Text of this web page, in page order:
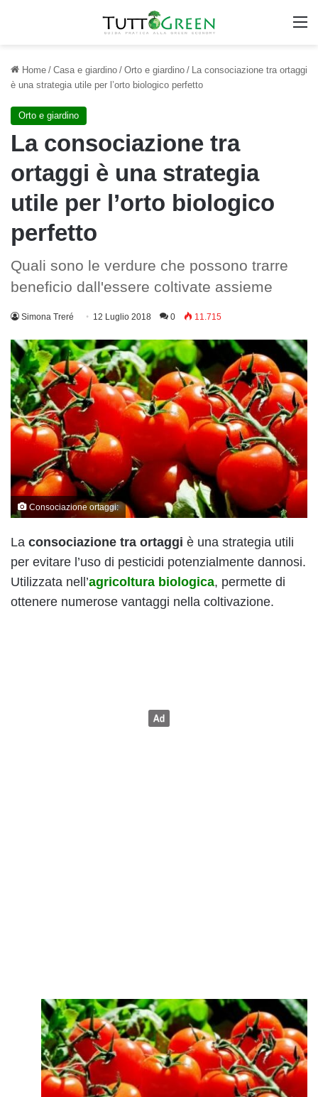
Home / Casa e giardino / Orto e giardino / La consociazione tra ortaggi
è una strategia utile per l’orto biologico perfetto
Orto e giardino
La consociazione tra
ortaggi è una strategia
utile per l’orto biologico
perfetto
Quali sono le verdure che possono trarre
beneficio dall'essere coltivate assieme
Simona Treré 12 Luglio 2018 0 11.715
Consociazione ortaggi:
La consociazione tra ortaggi è una strategia utili
per evitare l’uso di pesticidi potenzialmente dannosi.
Utilizzata nell’agricoltura biologica, permette di
ottenere numerose vantaggi nella coltivazione.